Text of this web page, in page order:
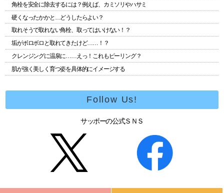
角栓を安全に除去するには？例えば、カミソリやハサミ
硬くなったかかと…どうしたらよい？
取れそうで取れない角栓、取ってはいけない！？
垢がボロボロと取れてきたけど……！？
クレンジングに温泉に……えっ！これもピーリング？
肌が強く美しく育つ姿を具体的にイメージする
Follow Us!
サッポーの公式ＳＮＳ